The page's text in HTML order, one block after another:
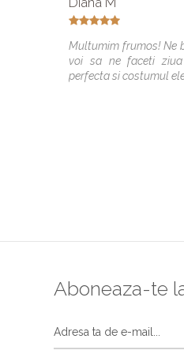
Multumim frumos! Ne
voi sa ne faceti
perfecta si costumul
Aboneaza-te